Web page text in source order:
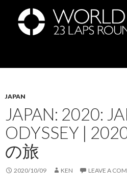
JAPAN
JAPAN: 2020:
ODYSSEY |
の旅
2020/10/09 KEN LEAVE A